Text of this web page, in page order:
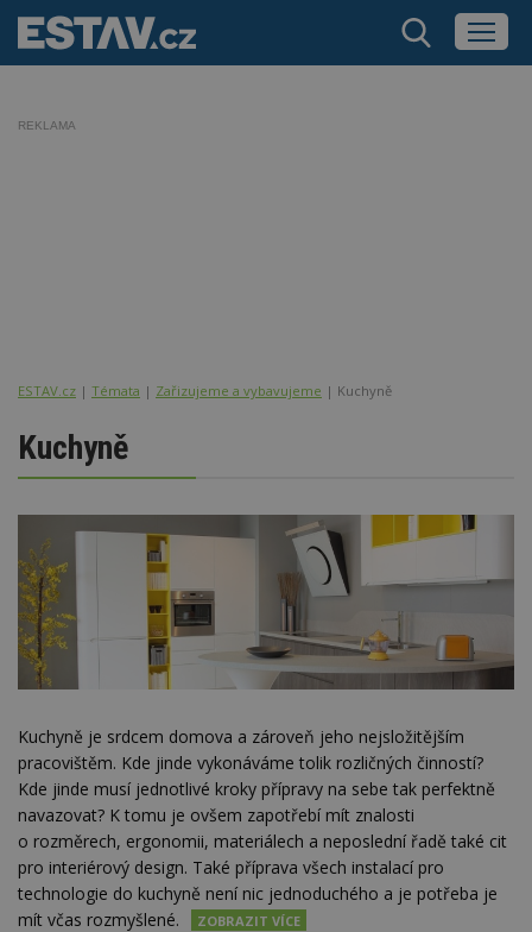
REKLAMA
ESTAV.cz Témata Zařizujeme a vybavujeme Kuchyně
Kuchyně
Kuchyně je srdcem domova a zároveň jeho nejsložitějším
pracovištěm. Kde jinde vykonáváme tolik rozličných činností?
Kde jinde musí jednotlivé kroky přípravy na sebe tak perfektně
navazovat? K tomu je ovšem zapotřebí mít znalosti
o rozměrech, ergonomii, materiálech a neposlední řadě také cit
pro interiérový design. Také příprava všech instalací pro
technologie do kuchyně není nic jednoduchého a je potřeba je
mít včas rozmyšlené.